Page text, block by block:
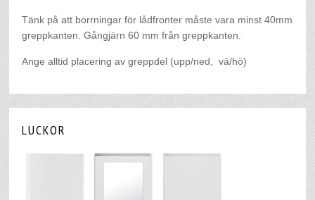
Tänk på att borrningar för lådfronter måste vara minst 40mm
greppkanten. Gångjärn 60 mm från greppkanten.
Ange alltid placering av greppdel (upp/ned, vä/hö)
LUCKOR